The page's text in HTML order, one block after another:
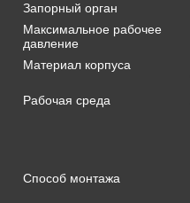
Запорный орган
Максимальное рабочее
давление
Материал корпуса
Рабочая среда
Способ монтажа